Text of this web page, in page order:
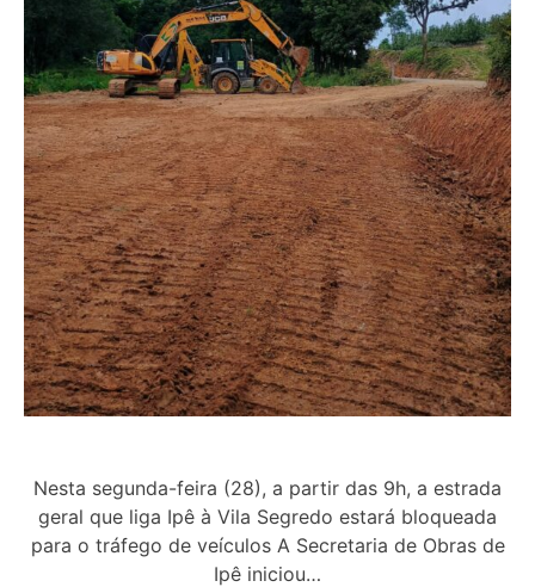
Nesta segunda-feira (28), a partir das 9h, a estrada
geral que liga Ipê à Vila Segredo estará bloqueada
para o tráfego de veículos A Secretaria de Obras de
Ipê iniciou…